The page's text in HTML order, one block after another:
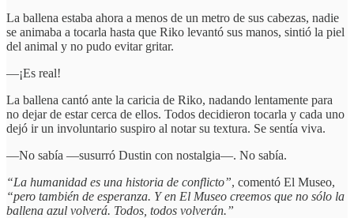
La ballena estaba ahora a menos de un metro de sus cabezas, nadie
se animaba a tocarla hasta que Riko levantó sus manos, sintió la piel
del animal y no pudo evitar gritar.
—¡Es real!
La ballena cantó ante la caricia de Riko, nadando lentamente para
no dejar de estar cerca de ellos. Todos decidieron tocarla y cada uno
dejó ir un involuntario suspiro al notar su textura. Se sentía viva.
—No sabía —susurró Dustin con nostalgia—. No sabía.
“La humanidad es una historia de conflicto”, comentó El Museo,
“pero también de esperanza. Y en El Museo creemos que no sólo la
ballena azul volverá. Todos, todos volverán.”